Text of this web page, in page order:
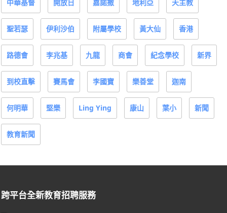
中華基督 開放日 嘉諾撒 地利亞 天主教
聖若瑟 伊利沙伯 附屬學校 黃大仙 香港
路德會 李兆基 九龍 商會 紀念學校 新界
到校直擊 賽馬會 李國寶 樂善堂 迦南
何明華 堅樂 Ling Ying 康山 葉小 新聞
教育新聞
跨平台全新教育招聘服務